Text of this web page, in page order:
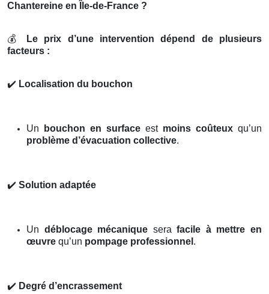
Chantereine en Île-de-France ?
💰
Le prix d’une intervention dépend de plusieurs
facteurs :
✔️ Localisation du bouchon
Un bouchon en surface est moins coûteux qu’un
problème d’évacuation collective.
✔️ Solution adaptée
Un déblocage mécanique serafacile à mettre en
œuvre qu’un pompage professionnel .
✔️ Degré d’encrassement